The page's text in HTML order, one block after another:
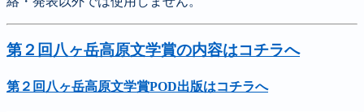
第２回八ヶ岳高原文学賞の内容はコチラへ
第２回八ヶ岳高原文学賞POD出版はコチラへ